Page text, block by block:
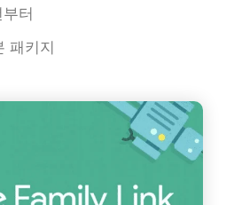
터
패키지